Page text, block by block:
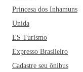
Princesa dos Inhamuns
Unida
ES Turismo
Expresso Brasileiro
Cadastre seu ônibus